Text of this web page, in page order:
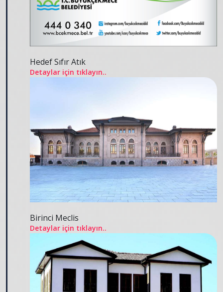
Hedef Sıfır Atık
Detaylar için tıklayın..
Birinci Meclis
Detaylar için tıklayın..